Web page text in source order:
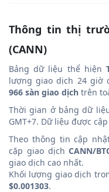
Thông tin thị
(CANN)
Bảng dữ liệu thể hiện
lượng giao dịch 24 giờ
966 sàn giao dịch trên
Thời gian ở bảng dữ
GMT+7. Dữ liệu được
Theo thông tin cập
cặp giao dịchCANN/
giao dịch cao nhất.
Khối lượng giao dịch
$0.001303.